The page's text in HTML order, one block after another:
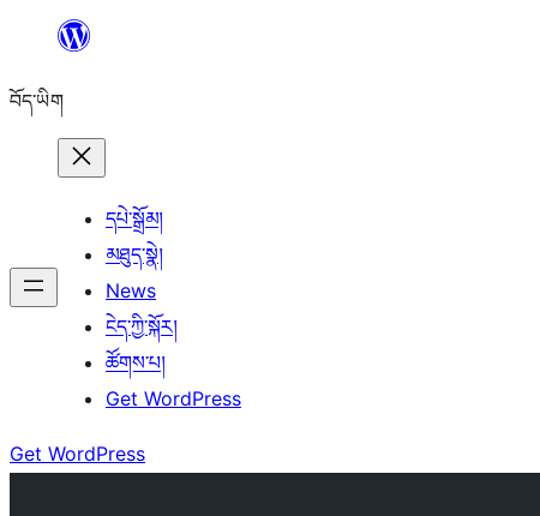
content
བོད་ཡིག
དཔེ་སྒྲོམ།
མཐུད་སྣེ།
News
ངེད་ཀྱི་སྐོར།
ཚོགས་པ།
Get WordPress
Get WordPress